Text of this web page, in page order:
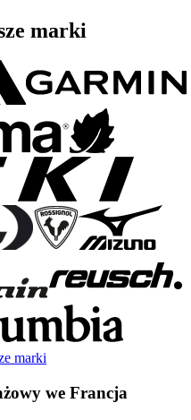
marki
marki
we Francja